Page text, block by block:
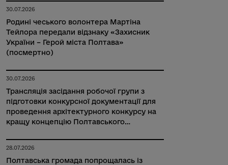
30.07.2026
Родині чеського волонтера Мартіна
Тейлора передали відзнаку «Захисник
України – Герой міста Полтава»
(посмертно)
30.07.2026
Трансляція засідання робочої групи з
підготовки конкурсної документації для
проведення архітектурного конкурсу на
кращу концепцію Полтавського
Захисників України на території
Затуринського кладовища
28.07.2026
Полтавська громада попрощалась із